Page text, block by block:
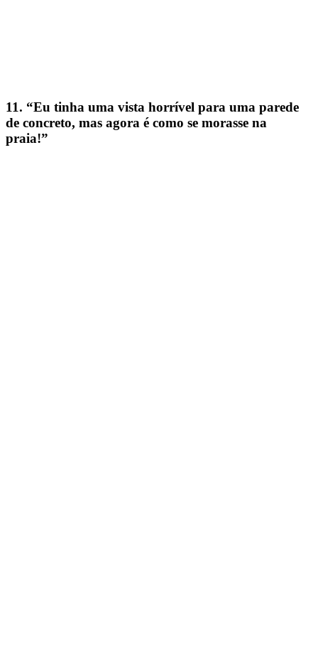
11. “Eu tinha uma vista horrível para uma parede
de concreto, mas agora é como se morasse na
praia!”